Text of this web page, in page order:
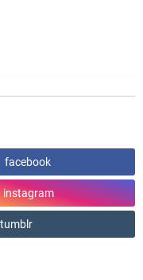
facebook
instagram
tumblr